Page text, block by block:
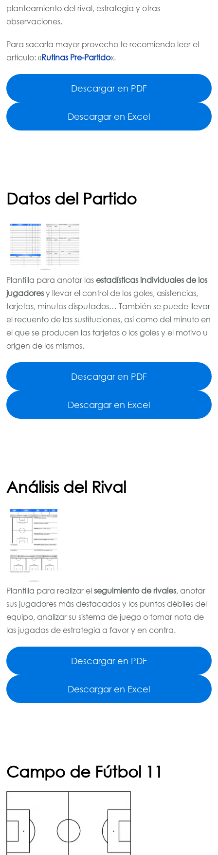
planteamiento del rival, estrategia y otras
observaciones.
Para sacarla mayor provecho te recomiendo leer el
artículo: «Rutinas Pre-Partido«.
Descargar en PDF
Descargar en Excel
Datos del Partido
Plantilla para anotar lasestadísticas individuales de los
jugadoresy llevar el control de los goles, asistencias,
tarjetas, minutos disputados… También se puede llevar
el recuento de las sustituciones, así como del minuto en
el que se producen las tarjetas o los goles y el motivo u
origen de los mismos.
Descargar en PDF
Descargar en Excel
Análisis del Rival
Plantilla para realizar elseguimiento de rivales, anotar
sus jugadores más destacados y los puntos débiles del
equipo, analizar su sistema de juego o tomar nota de
las jugadas de estrategia a favor y en contra.
Descargar en PDF
Descargar en Excel
Campo de Fútbol 11